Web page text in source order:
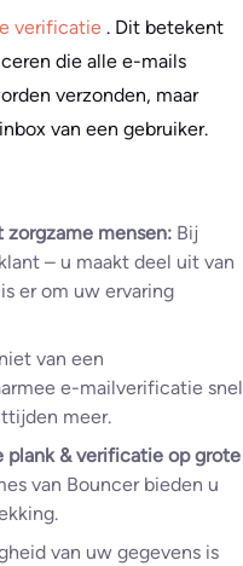
verificatie . Dit betekent
die alle e-mails
verzonden, maar
van een gebruiker.
zorgzame mensen: Bij
– u maakt deel uit van
er om uw ervaring
van een
e-mailverificatie snel
meer.
plank & verificatie op grote
van Bouncer bieden u
van uw gegevens is